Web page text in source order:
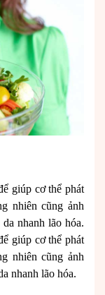
giúp cơ thể phát
nhiên cũng ảnh
nhanh lão hóa.
giúp cơ thể phát
nhiên cũng ảnh
nhanh lão hóa.